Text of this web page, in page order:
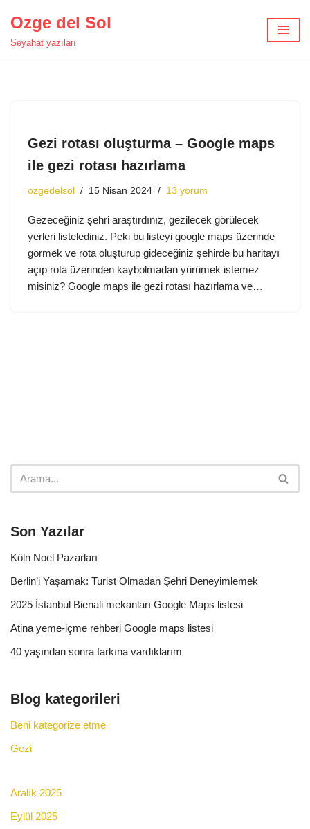
İçeriğe
Ozge del Sol
Seyahat yazıları
Gezi rotası oluşturma – Google maps
ile gezi rotası hazırlama
ozgedelsol 15 Nisan 2024 13 yorum
Gezeceğiniz şehri araştırdınız, gezilecek görülecek
yerleri listelediniz. Peki bu listeyi google maps üzerinde
görmek ve rota oluşturup gideceğiniz şehirde bu haritayı
açıp rota üzerinden kaybolmadan yürümek istemez
misiniz? Google maps ile gezi rotası hazırlama ve…
Son Yazılar
Köln Noel Pazarları
Berlin’i Yaşamak: Turist Olmadan Şehri Deneyimlemek
2025 İstanbul Bienali mekanları Google Maps listesi
Atina yeme-içme rehberi Google maps listesi
40 yaşından sonra farkına vardıklarım
Blog kategorileri
Beni kategorize etme
Gezi
Aralık 2025
Eylül 2025